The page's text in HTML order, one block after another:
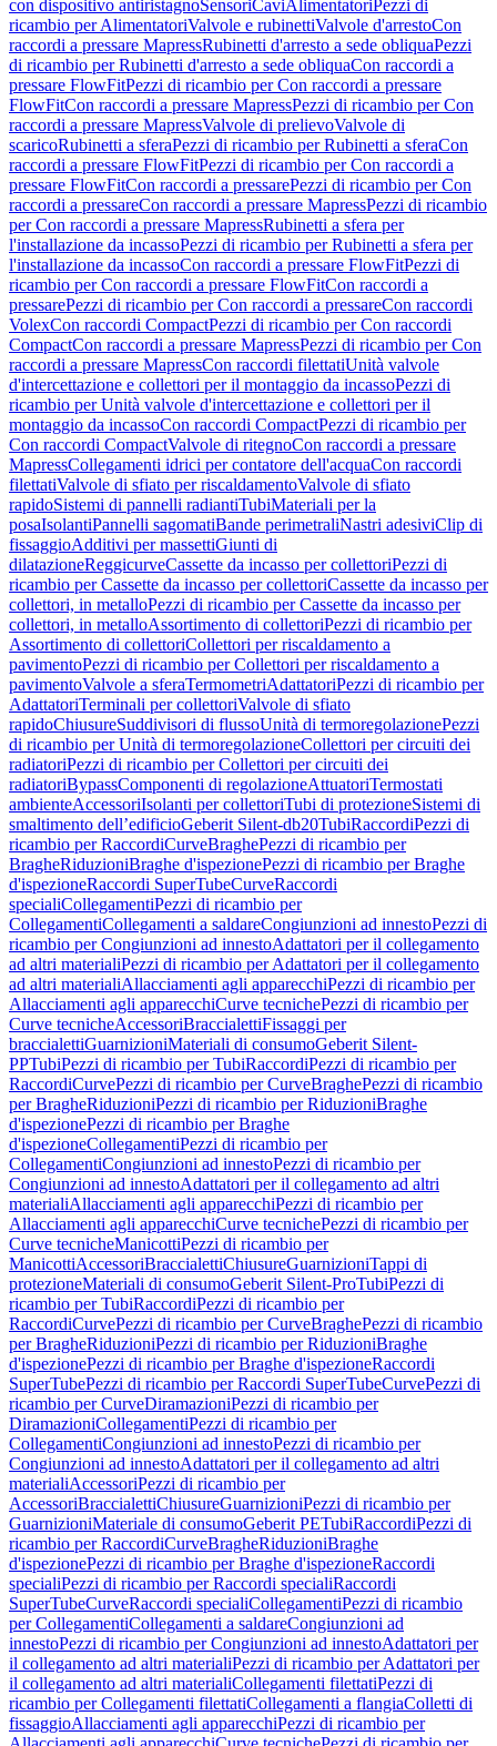
con dispositivo antiristagnoSensoriCaviAlimentatori Pezzi di
ricambio per AlimentatoriValvole e rubinettiValvole d'arrestoCon
raccordi a pressare MapressRubinetti d'arresto a sede obliquaPezzi
di ricambio per Rubinetti d'arresto a sede obliquaCon raccordi a
pressare FlowFitPezzi di ricambio per Con raccordi a pressare
FlowFitCon raccordi a pressare MapressPezzi di ricambio per Con
raccordi a pressare MapressValvole di prelievoValvole di
scaricoRubinetti a sferaPezzi di ricambio per Rubinetti a sferaCon
raccordi a pressare FlowFitPezzi di ricambio per Con raccordi a
pressare FlowFitCon raccordi a pressarePezzi di ricambio per Con
raccordi a pressareCon raccordi a pressare MapressPezzi di ricambio
per Con raccordi a pressare MapressRubinetti a sfera per
l'installazione da incassoPezzi di ricambio per Rubinetti a sfera per
l'installazione da incassoCon raccordi a pressare FlowFitPezzi di
ricambio per Con raccordi a pressare FlowFitCon raccordi a
pressarePezzi di ricambio per Con raccordi a pressareCon raccordi
VolexCon raccordi CompactPezzi di ricambio per Con raccordi
CompactCon raccordi a pressare MapressPezzi di ricambio per Con
raccordi a pressare MapressCon raccordi filettatiUnità valvole
d'intercettazione e collettori per il montaggio da incassoPezzi di
ricambio per Unità valvole d'intercettazione e collettori per il
montaggio da incassoCon raccordi CompactPezzi di ricambio per
Con raccordi CompactValvole di ritegnoCon raccordi a pressare
MapressCollegamenti idrici per contatore dell'acquaCon raccordi
filettatiValvole di sfiato per riscaldamentoValvole di sfiato
rapidoSistemi di pannelli radiantiTubiMateriali per la
posaIsolantiPannelli sagomatiBande perimetraliNastri adesiviClip di
fissaggioAdditivi per massettiGiunti di
dilatazioneReggicurveCassette da incasso per collettoriPezzi di
ricambio per Cassette da incasso per collettoriCassette da incasso per
collettori, in metalloPezzi di ricambio per Cassette da incasso per
collettori, in metalloAssortimento di collettoriPezzi di ricambio per
Assortimento di collettoriCollettori per riscaldamento a
pavimentoPezzi di ricambio per Collettori per riscaldamento a
pavimentoValvole a sferaTermometriAdattatoriPezzi di ricambio per
AdattatoriTerminali per collettoriValvole di sfiato
rapidoChiusureSuddivisori di flussoUnità di termoregolazionePezzi
di ricambio per Unità di termoregolazioneCollettori per circuiti dei
radiatoriPezzi di ricambio per Collettori per circuiti dei
radiatoriBypassComponenti di regolazioneAttuatoriTermostati
ambienteAccessoriIsolanti per collettoriTubi di protezioneSistemi di
smaltimento dell’edificioGeberit Silent-db20TubiRaccordiPezzi di
ricambio per RaccordiCurveBraghePezzi di ricambio per
BragheRiduzioniBraghe d'ispezionePezzi di ricambio per Braghe
d'ispezioneRaccordi SuperTubeCurveRaccordi
specialiCollegamentiPezzi di ricambio per
CollegamentiCollegamenti a saldareCongiunzioni ad innestoPezzi di
ricambio per Congiunzioni ad innestoAdattatori per il collegamento
ad altri materialiPezzi di ricambio per Adattatori per il collegamento
ad altri materialiAllacciamenti agli apparecchiPezzi di ricambio per
Allacciamenti agli apparecchiCurve tecnichePezzi di ricambio per
Curve tecnicheAccessoriBraccialettiFissaggi per
braccialettiGuarnizioniMateriali di consumoGeberit Silent-
PPTubiPezzi di ricambio per TubiRaccordiPezzi di ricambio per
RaccordiCurvePezzi di ricambio per CurveBraghePezzi di ricambio
per BragheRiduzioniPezzi di ricambio per RiduzioniBraghe
d'ispezionePezzi di ricambio per Braghe
d'ispezioneCollegamentiPezzi di ricambio per
CollegamentiCongiunzioni ad innestoPezzi di ricambio per
Congiunzioni ad innestoAdattatori per il collegamento ad altri
materialiAllacciamenti agli apparecchiPezzi di ricambio per
Allacciamenti agli apparecchiCurve tecnichePezzi di ricambio per
Curve tecnicheManicottiPezzi di ricambio per
ManicottiAccessoriBraccialettiChiusureGuarnizioniTappi di
protezioneMateriali di consumoGeberit Silent-ProTubiPezzi di
ricambio per TubiRaccordiPezzi di ricambio per
RaccordiCurvePezzi di ricambio per CurveBraghePezzi di ricambio
per BragheRiduzioniPezzi di ricambio per RiduzioniBraghe
d'ispezionePezzi di ricambio per Braghe d'ispezioneRaccordi
SuperTubePezzi di ricambio per Raccordi SuperTubeCurvePezzi di
ricambio per CurveDiramazioniPezzi di ricambio per
DiramazioniCollegamentiPezzi di ricambio per
CollegamentiCongiunzioni ad innestoPezzi di ricambio per
Congiunzioni ad innestoAdattatori per il collegamento ad altri
materialiAccessoriPezzi di ricambio per
AccessoriBraccialettiChiusureGuarnizioniPezzi di ricambio per
GuarnizioniMateriale di consumoGeberit PETubiRaccordiPezzi di
ricambio per RaccordiCurveBragheRiduzioniBraghe
d'ispezionePezzi di ricambio per Braghe d'ispezioneRaccordi
specialiPezzi di ricambio per Raccordi specialiRaccordi
SuperTubeCurveRaccordi specialiCollegamentiPezzi di ricambio
per CollegamentiCollegamenti a saldareCongiunzioni ad
innestoPezzi di ricambio per Congiunzioni ad innestoAdattatori per
il collegamento ad altri materialiPezzi di ricambio per Adattatori per
il collegamento ad altri materialiCollegamenti filettatiPezzi di
ricambio per Collegamenti filettatiCollegamenti a flangiaColletti di
fissaggioAllacciamenti agli apparecchiPezzi di ricambio per